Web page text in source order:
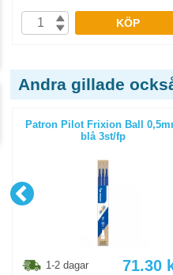
KÖP
Andra gillade
Patron Pilot Frixion Ball
blå 3st/fp
1-2 dagar 71.30